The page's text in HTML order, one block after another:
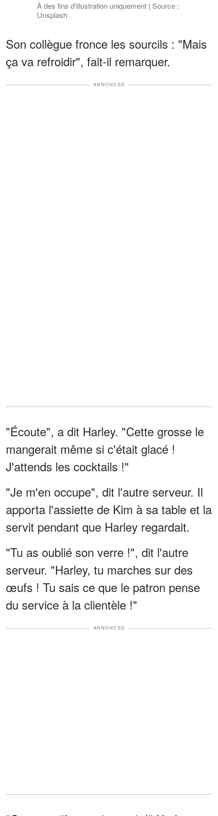
À des fins d'illustration uniquement | Source :
Unsplash
Son collègue fronce les sourcils : "Mais
ça va refroidir", fait-il remarquer.
ANNONCES
"Écoute", a dit Harley. "Cette grosse le
mangerait même si c'était glacé !
J'attends les cocktails !"
"Je m'en occupe", dit l'autre serveur. Il
apporta l'assiette de Kim à sa table et la
servit pendant que Harley regardait.
"Tu as oublié son verre !", dit l'autre
serveur. "Harley, tu marches sur des
œufs ! Tu sais ce que le patron pense
du service à la clientèle !"
ANNONCES